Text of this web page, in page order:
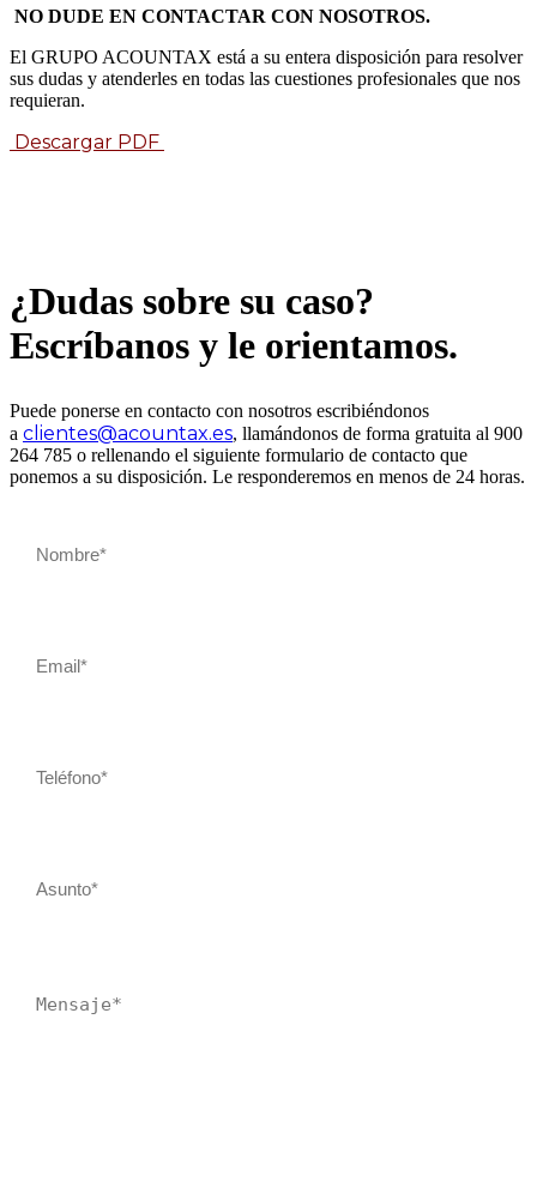
NO DUDE EN CONTACTAR CON NOSOTROS.
El GRUPO ACOUNTAX está a su entera disposición para resolver
sus dudas y atenderles en todas las cuestiones profesionales que nos
requieran.
Descargar PDF
¿Dudas sobre su caso?
Escríbanos y le orientamos.
Puede ponerse en contacto con nosotros escribiéndonos
a clientes@acountax.es, llamándonos de forma gratuita al 900
264 785 o rellenando el siguiente formulario de contacto que
ponemos a su disposición. Le responderemos en menos de 24 horas.